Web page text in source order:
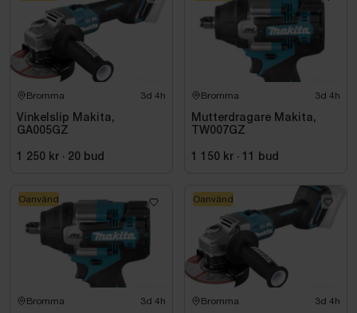
Bromma 3d 4h
Vinkelslip Makita,
GA005GZ
1 250 kr · 20 bud
Bromma 3d 4h
Mutterdragare Makita,
TW007GZ
1 150 kr · 11 bud
Bromma 3d 4h
Oanvänd
Bromma 3d 4h
Oanvänd